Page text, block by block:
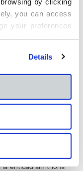
you can access
your preferences
Details
Prudencio Herrero
lleno de ejemplos
estratégico, más
herramientas,
debe dotarse una
dentro del
clave de
y mejora
tener siempre
, cerró el acto
la entidad anfitriona